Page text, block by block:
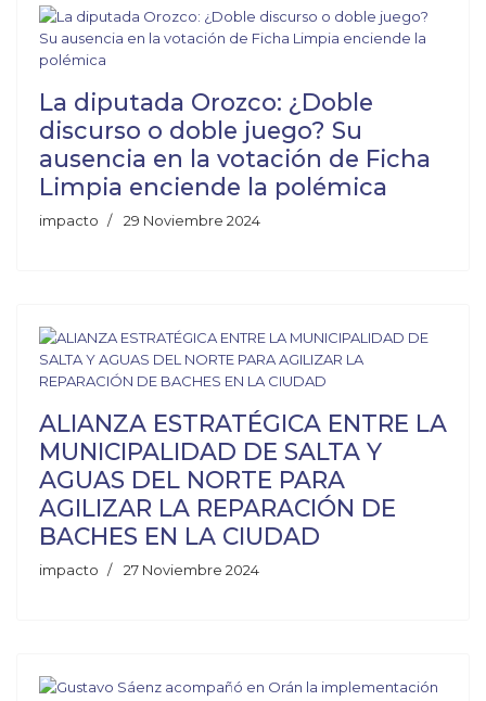
La diputada Orozco: ¿Doble
discurso o doble juego? Su
ausencia en la votación de Ficha
Limpia enciende la polémica
impacto 29 Noviembre 2024
ALIANZA ESTRATÉGICA ENTRE LA
MUNICIPALIDAD DE SALTA Y
AGUAS DEL NORTE PARA
AGILIZAR LA REPARACIÓN DE
BACHES EN LA CIUDAD
impacto 27 Noviembre 2024